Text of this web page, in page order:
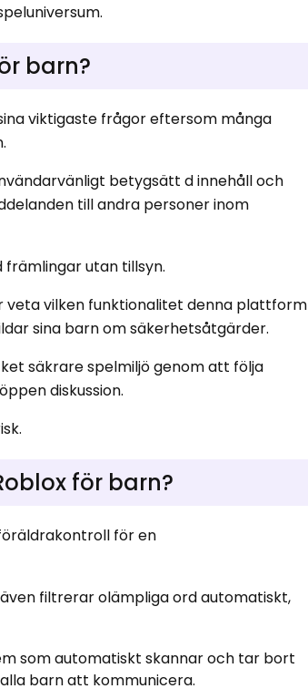
barn?
viktigaste frågor eftersom många
betygsätt d innehåll och
till andra personer inom
utan tillsyn.
vilken funktionalitet denna plattform
sina barn om säkerhetsåtgärder.
säkrare spelmiljö genom att följa
diskussion.
för barn?
för en
filtrerar olämpliga ord automatiskt,
som automatiskt skannar och tar bort
barn att kommunicera.